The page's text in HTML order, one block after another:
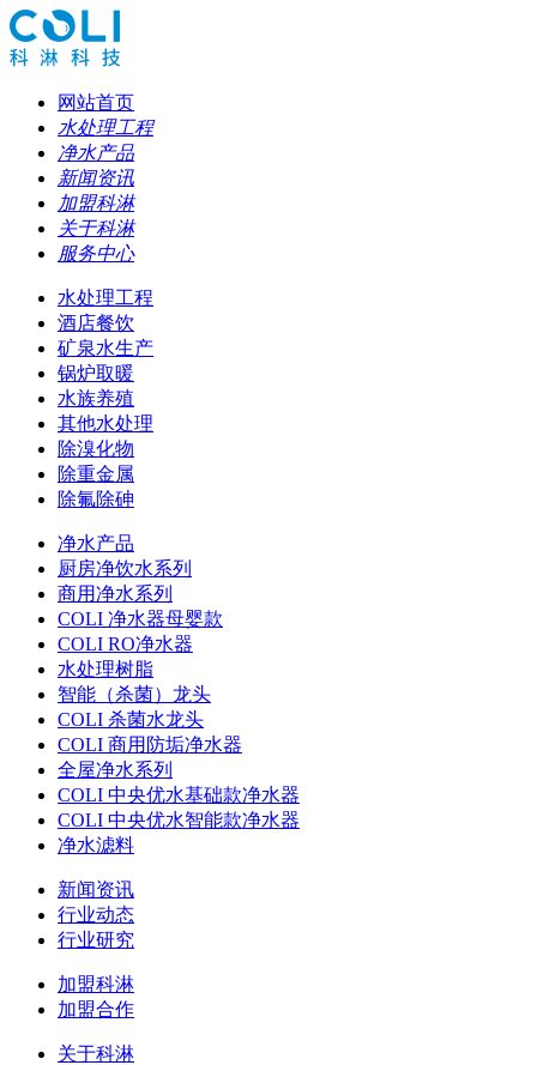
网站首页
水处理工程
净水产品
新闻资讯
加盟科淋
关于科淋
服务中心
水处理工程
酒店餐饮
矿泉水生产
锅炉取暖
水族养殖
其他水处理
除溴化物
除重金属
除氟除砷
净水产品
厨房净饮水系列
商用净水系列
COLI 净水器母婴款
COLI RO净水器
水处理树脂
智能（杀菌）龙头
COLI 杀菌水龙头
COLI 商用防垢净水器
全屋净水系列
COLI 中央优水基础款净水器
COLI 中央优水智能款净水器
净水滤料
新闻资讯
行业动态
行业研究
加盟科淋
加盟合作
关于科淋